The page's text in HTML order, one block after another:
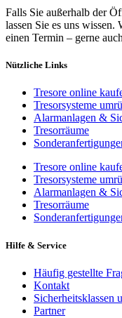
Falls Sie außerhalb der
lassen Sie es uns
einen Termin – gerne
Nützliche Links
Tresore online
Tresorsysteme
Alarmanlagen &
Tresorräume
Tresore online
Tresorsysteme
Alarmanlagen &
Tresorräume
Hilfe & Service
Häufig gestellte
Kontakt
Sicherheitsklassen
Partner